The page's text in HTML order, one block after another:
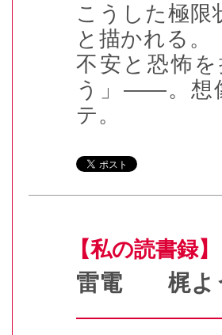
こうした極限
と描かれる。
不安と恐怖
う」――。想
テ。
【私の読書録】
雷電 梶よ